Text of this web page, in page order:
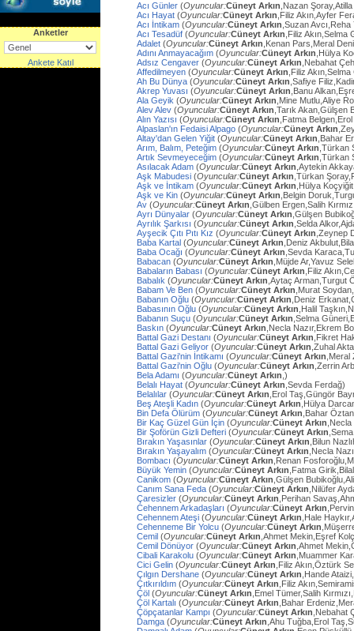
Anketler
Ankete Katıl
Acı Günler (Oyuncular:Cüneyt Arkın ,Nazan
Acı Hayat (Oyuncular:Cüneyt Arkın ,Filiz Akın,Ayfer
Acı İntikam (Oyuncular:Cüneyt Arkın ,Suzan
Acı Tesadüf (Oyuncular:Cüneyt Arkın ,Filiz Akın,Selma
Adalet (Oyuncular:Cüneyt Arkın ,Kenan Pars,Meral
Adını Anmayacağım (Oyuncular:Cüneyt Arkın ,Hülya
Adsız Cengaver (Oyuncular:Cüneyt Arkın ,Nebahat
Affedilmeyen (Oyuncular:Cüneyt Arkın ,Filiz
Ah Bu Dünya (Oyuncular:Cüneyt Arkın ,Safiye
Akrep Yuvası (Oyuncular:Cüneyt Arkın ,Banu
Ala Geyik (Oyuncular:Cüneyt Arkın ,Mine Mutlu,Aliye
Alev Alev (Oyuncular:Cüneyt Arkın ,Tarık Akan,Gülşen
Alın Yazısı (Oyuncular:Cüneyt Arkın ,Fatma
Alpaslan'ın Fedaisi Alpago (Oyuncular:Cüneyt Arkın
Altay'dan Gelen Yiğit (Oyuncular:Cüneyt Arkın ,Bahar
Arım, Balım, Peteğim (Oyuncular:Cüneyt Arkın ,Türkan
Artık Sevmeyeceğim (Oyuncular:Cüneyt Arkın ,Türkan
Asılacak Adam (Oyuncular:Cüneyt Arkın ,Aytekin
Aşk Mabudesi (Oyuncular:Cüneyt Arkın ,Türkan
Aşk ve İntikam (Oyuncular:Cüneyt Arkın ,Hülya
Aşk ve Kin (Oyuncular:Cüneyt Arkın ,Belgin
Av (Oyuncular:Cüneyt Arkın ,Gülben Ergen,Salih
Ayrı Dünyalar (Oyuncular:Cüneyt Arkın ,Gülşen
Ayrılık Şarkısı (Oyuncular:Cüneyt Arkın ,Selda
Ayşecik Çıtı Pıtı Kız (Oyuncular:Cüneyt Arkın ,Zeynep
Baba Kartal (Oyuncular:Cüneyt Arkın ,Deniz
Baba Ocağı (Oyuncular:Cüneyt Arkın ,Sevda
Babacan (Oyuncular:Cüneyt Arkın ,Müjde Ar,Yavuz
Babaların Babası (Oyuncular:Cüneyt Arkın ,Filiz
Babalık (Oyuncular:Cüneyt Arkın ,Aytaç Arman,Turgut
Babam Ve Ben (Oyuncular:Cüneyt Arkın ,Murat
Babanın Oğlu (Oyuncular:Cüneyt Arkın ,Deniz
Babasının Oğlu (Oyuncular:Cüneyt Arkın ,Halil
Babanın Suçu (Oyuncular:Cüneyt Arkın ,Selma
Baskın (Oyuncular:Cüneyt Arkın ,Necla Nazır,Ekrem
Battal Gazi Destanı (Oyuncular:Cüneyt Arkın ,Fikret
Battal Gazi Geliyor (Oyuncular:Cüneyt Arkın ,Zuhal
Battal Gazi'nin İntikamı (Oyuncular:Cüneyt Arkın
Battal Gazi'nin Oğlu (Oyuncular:Cüneyt Arkın ,Zerrin
Bela Adamı (Oyuncular:Cüneyt Arkın ,)
Belalı Hayat (Oyuncular:Cüneyt Arkın ,Sevda Ferdağ)
Belalılar (Oyuncular:Cüneyt Arkın ,Erol Taş,Güngör
Beş Ateşli Kadın (Oyuncular:Cüneyt Arkın ,Hülya
Bin Defa Ölürüm (Oyuncular:Cüneyt Arkın ,Bahar
Bir Kaç Güzel Gün İçin (Oyuncular:Cüneyt Arkın
Bir Şoförün Gizli Defteri (Oyuncular:Cüneyt Arkın
Bırakın Yaşasınlar (Oyuncular:Cüneyt Arkın ,Bilun
Bırakın Yaşayalım (Oyuncular:Cüneyt Arkın ,Necla
Bombacı (Oyuncular:Cüneyt Arkın ,Renan
Büyük Yemin (Oyuncular:Cüneyt Arkın ,Fatma
Canikom (Oyuncular:Cüneyt Arkın ,Gülşen
Canım Sana Feda (Oyuncular:Cüneyt Arkın ,Nilüfer
Çaresizler (Oyuncular:Cüneyt Arkın ,Perihan
Cehennem Arkadaşları (Oyuncular:Cüneyt Arkın
Cehennem Ateşi (Oyuncular:Cüneyt Arkın ,Hale
Cehenneme Bir Yolcu (Oyuncular:Cüneyt Arkın
Cemil (Oyuncular:Cüneyt Arkın ,Ahmet Mekin,Eşref
Cemil Dönüyor (Oyuncular:Cüneyt Arkın ,Ahmet
Cibali Karakolu (Oyuncular:Cüneyt Arkın ,Muammer
Cici Gelin (Oyuncular:Cüneyt Arkın ,Filiz Akın,Öztürk
Çılgın Dershane (Oyuncular:Cüneyt Arkın ,Hande
Çıtkırıldım (Oyuncular:Cüneyt Arkın ,Filiz
Çöl (Oyuncular:Cüneyt Arkın ,Emel Tümer,Salih
Çöl Kartalı (Oyuncular:Cüneyt Arkın ,Bahar
Çöpçatanlar Kampı (Oyuncular:Cüneyt Arkın ,Nebahat
Damga (Oyuncular:Cüneyt Arkın ,Ahu Tuğba,Erol